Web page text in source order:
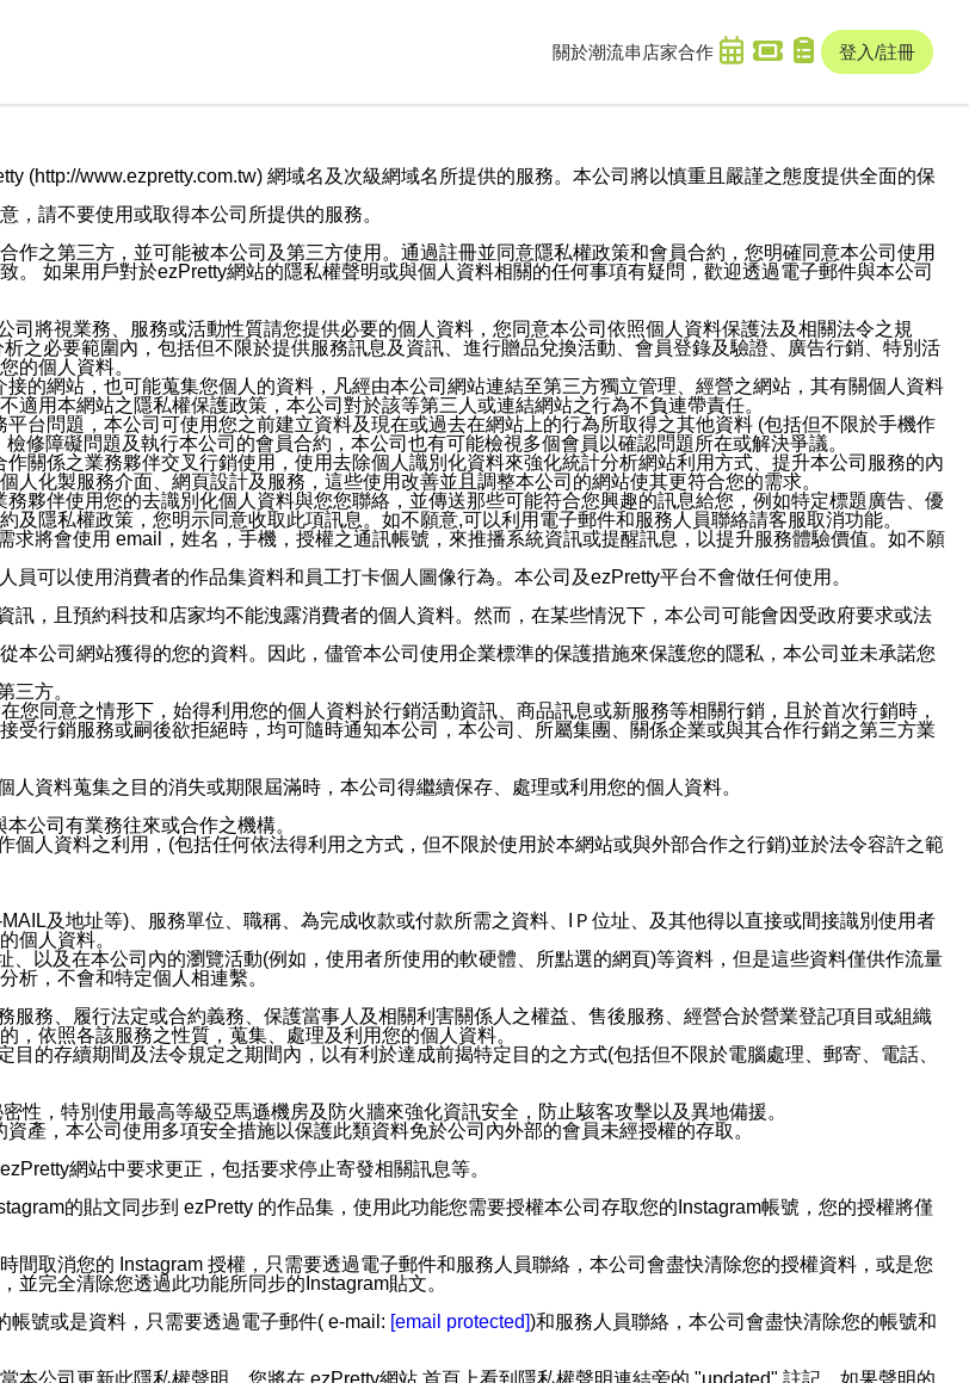
關於潮流串 店家合作 登入/註冊
(http://www.ezpretty.com.tw) 網域名及次級網域名所提供的服務。本公司將以慎重且嚴謹之態度提供全面的保
，請不要使用或取得本公司所提供的服務。
之第三方，並可能被本公司及第三方使用。通過註冊並同意隱私權政策和會員合約，您明確同意本公司使用
如果用戶對於ezPretty網站的隱私權聲明或與個人資料相關的任何事項有疑問，歡迎透過電子郵件與本公司
將視業務、服務或活動性質請您提供必要的個人資料，您同意本公司依照個人資料保護法及相關法令之規
之必要範圍內，包括但不限於提供服務訊息及資訊、進行贈品兌換活動、會員登錄及驗證、廣告行銷、特別活
的個人資料。
的網站，也可能蒐集您個人的資料，凡經由本公司網站連結至第三方獨立管理、經營之網站，其有關個人資料
用本網站之隱私權保護政策，本公司對於該等第三人或連結網站之行為不負連帶責任。
台問題，本公司可使用您之前建立資料及現在或過去在網站上的行為所取得之其他資料 (包括但不限於手機作
修障礙問題及執行本公司的會員合約，本公司也有可能檢視多個會員以確認問題所在或解決爭議。
關係之業務夥伴交叉行銷使用，使用去除個人識別化資料來強化統計分析網站利用方式、提升本公司服務的內
化製服務介面、網頁設計及服務，這些使用改善並且調整本公司的網站使其更符合您的需求。
夥伴使用您的去識別化個人資料與您您聯絡，並傳送那些可能符合您興趣的訊息給您，例如特定標題廣告、優
隱私權政策，您明示同意收取此項訊息。如不願意,可以利用電子郵件和服務人員聯絡請客服取消功能。
將會使用 email，姓名，手機，授權之通訊帳號，來推播系統資訊或提醒訊息，以提升服務體驗價值。如不願
可以使用消費者的作品集資料和員工打卡個人圖像行為。本公司及ezPretty平台不會做任何使用。
，且預約科技和店家均不能洩露消費者的個人資料。然而，在某些情況下，本公司可能會因受政府要求或法
本公司網站獲得的您的資料。因此，儘管本公司使用企業標準的保護措施來保護您的隱私，本公司並未承諾您
三方。
同意之情形下，始得利用您的個人資料於行銷活動資訊、商品訊息或新服務等相關行銷，且於首次行銷時，
受行銷服務或嗣後欲拒絕時，均可隨時通知本公司，本公司、所屬集團、關係企業或與其合作行銷之第三方業
資料蒐集之目的消失或期限屆滿時，本公司得繼續保存、處理或利用您的個人資料。
公司有業務往來或合作之機構。
人資料之利用，(包括任何依法得利用之方式，但不限於使用於本網站或與外部合作之行銷)並於法令容許之範
及地址等)、服務單位、職稱、為完成收款或付款所需之資料、IＰ位址、及其他得以直接或間接識別使用者
個人資料。
以及在本公司內的瀏覽活動(例如，使用者所使用的軟硬體、所點選的網頁)等資料，但是這些資料僅供作流量
析，不會和特定個人相連繫。
務、履行法定或合約義務、保護當事人及相關利害關係人之權益、售後服務、經營合於營業登記項目或組織
依照各該服務之性質，蒐集、處理及利用您的個人資料。
的存續期間及法令規定之期間內，以有利於達成前揭特定目的之方式(包括但不限於電腦處理、郵寄、電話、
性，特別使用最高等級亞馬遜機房及防火牆來強化資訊安全，防止駭客攻擊以及異地備援。
產，本公司使用多項安全措施以保護此類資料免於公司內外部的會員未經授權的存取。
網站中要求更正，包括要求停止寄發相關訊息等。
的貼文同步到 ezPretty 的作品集，使用此功能您需要授權本公司存取您的Instagram帳號，您的授權將僅
間取消您的 Instagram 授權，只需要透過電子郵件和服務人員聯絡，本公司會盡快清除您的授權資料，或是您
完全清除您透過此功能所同步的Instagram貼文。
號或是資料，只需要透過電子郵件( e-mail: [email protected])和服務人員聯絡，本公司會盡快清除您的帳號和
公司更新此隱私權聲明，您將在 ezPretty網站 首頁上看到隱私權聲明連結旁的 "updated" 註記。如果聲明的